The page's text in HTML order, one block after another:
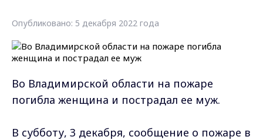
Опубликовано: 5 декабря 2022 года
Во Владимирской области на пожаре
погибла женщина и пострадал ее муж.
В субботу, 3 декабря, сообщение о пожаре в